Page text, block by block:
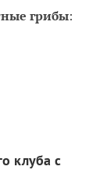
грибы:
клуба с